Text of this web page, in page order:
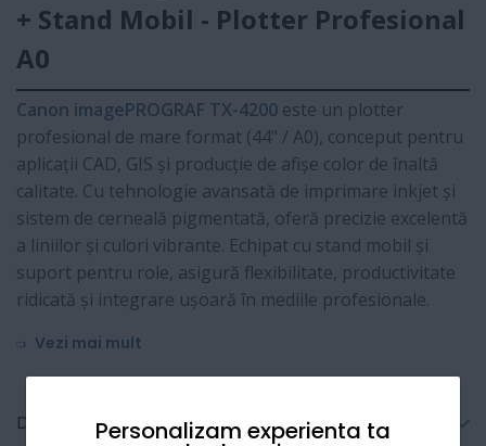
Personalizam experienta ta
+ Stand Mobil - Plotter Profesional
A0
Canon imagePROGRAF TX-4200 este un plotter
profesional de mare format (44" / A0), conceput pentru
aplicații CAD, GIS și producție de afișe color de înaltă
calitate. Cu tehnologie avansată de imprimare inkjet și
sistem de cerneală pigmentată, oferă precizie excelentă
a liniilor și culori vibrante. Echipat cu stand mobil și
suport pentru role, asigură flexibilitate, productivitate
ridicată și integrare ușoară în mediile profesionale.
Vezi mai mult
Detalii tehnice